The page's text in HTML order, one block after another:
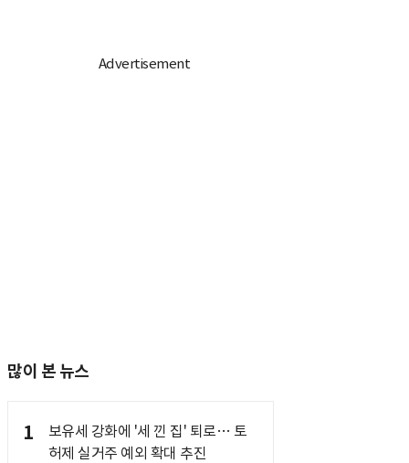
많이 본 뉴스
1
보유세 강화에 '세 낀 집' 퇴로… 토
허제 실거주 예외 확대 추진